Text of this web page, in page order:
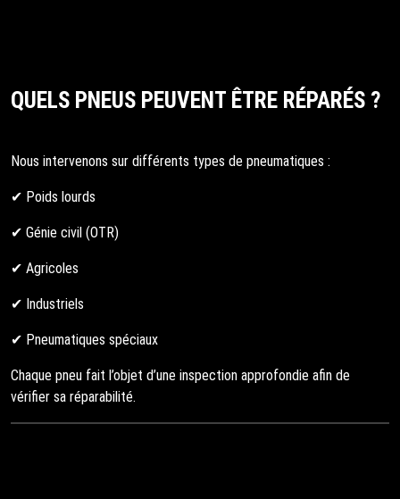
QUELS PNEUS PEUVENT ÊTRE RÉPARÉS ?
Nous intervenons sur différents types de pneumatiques :
✔ Poids lourds
✔ Génie civil (OTR)
✔ Agricoles
✔ Industriels
✔ Pneumatiques spéciaux
Chaque pneu fait l’objet d’une inspection approfondie afin de
vérifier sa réparabilité.